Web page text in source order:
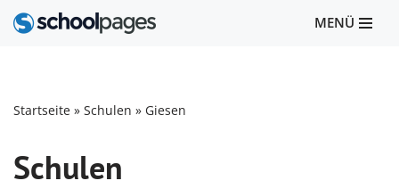
MENÜ
Startseite » Schulen » Giesen
Schulen